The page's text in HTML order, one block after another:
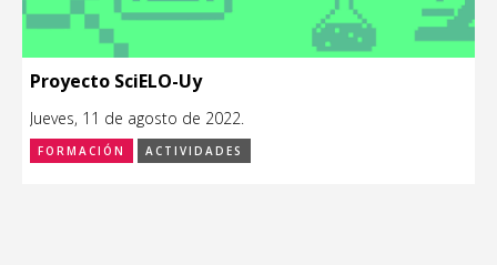
Proyecto SciELO-Uy
Jueves, 11 de agosto de 2022.
FORMACIÓN ACTIVIDADES